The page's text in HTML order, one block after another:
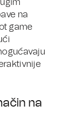
na
game
na